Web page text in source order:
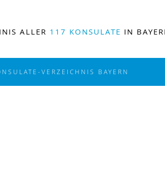
ALLER 117 KONSULATE IN
VERZEICHNIS BAYERN